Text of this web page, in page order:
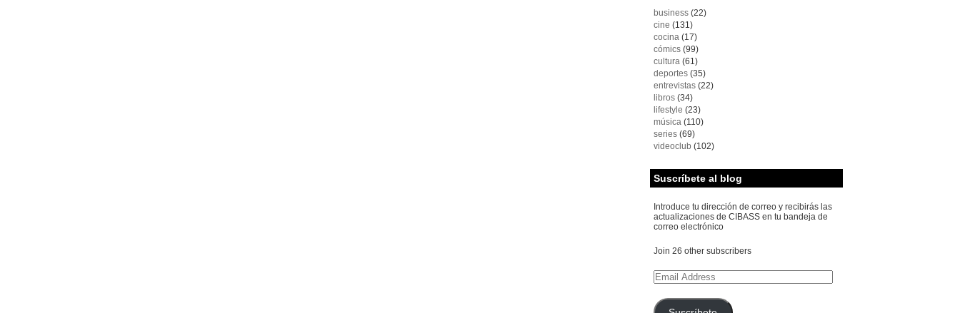
business(22)
cine (131)
cocina(17)
cómics(99)
cultura(61)
deportes(35)
entrevistas(22)
libros(34)
lifestyle (23)
música(110)
series(69)
videoclub (102)
Suscríbete al blog
Introduce tu dirección de correo y recibirás las
actualizaciones de CIBASS en tu bandeja de
correo electrónico
Join 26 other subscribers
Email
Address